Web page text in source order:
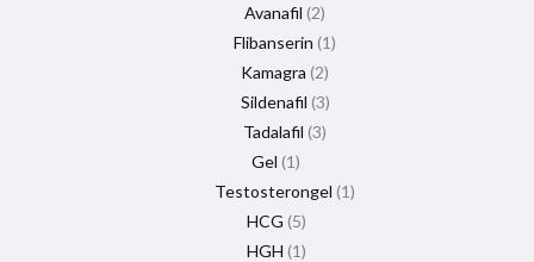
Avanafil 2
Flibanserin 1
Kamagra 2
Sildenafil 3
Tadalafil 3
Gel 1
Testosterongel 1
HCG 5
HGH 1